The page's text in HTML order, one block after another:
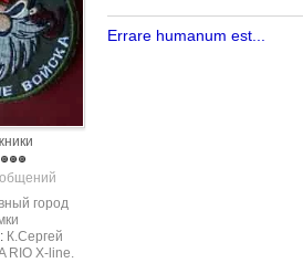
город
К.Сергей
RIO X-line.
Errare humanum est...